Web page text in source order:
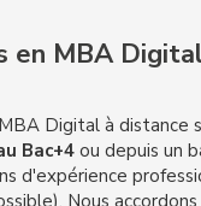
en MBA
Digital à distance
Bac+4 ou depuis un
d'expérience
Nous